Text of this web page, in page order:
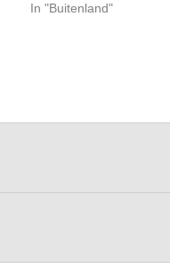
In "Buitenland"